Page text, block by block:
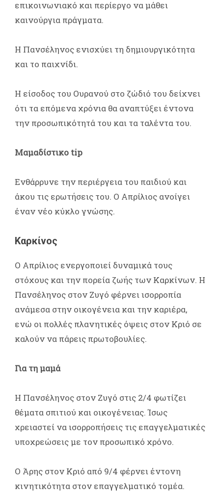
επικοινωνιακό και περίεργο να μάθει
καινούργια πράγματα.
Η Πανσέληνος ενισχύει τη δημιουργικότητα
και το παιχνίδι.
Η είσοδος του Ουρανού στο ζώδιό του δείχνει
ότι τα επόμενα χρόνια θα αναπτύξει έντονα
την προσωπικότητά του και τα ταλέντα του.
Μαμαδίστικο tip
Ενθάρρυνε την περιέργεια του παιδιού και
άκου τις ερωτήσεις του. Ο Απρίλιος ανοίγει
έναν νέο κύκλο γνώσης.
Καρκίνος
Ο Απρίλιος ενεργοποιεί δυναμικά τους
στόχους και την πορεία ζωής των Καρκίνων. Η
Πανσέληνος στον Ζυγό φέρνει ισορροπία
ανάμεσα στην οικογένεια και την καριέρα,
ενώ οι πολλές πλανητικές όψεις στον Κριό σε
καλούν να πάρεις πρωτοβουλίες.
Για τη μαμά
Η Πανσέληνος στον Ζυγό στις 2/4 φωτίζει
θέματα σπιτιού και οικογένειας. Ίσως
χρειαστεί να ισορροπήσεις τις επαγγελματικές
υποχρεώσεις με τον προσωπικό χρόνο.
Ο Άρης στον Κριό από 9/4 φέρνει έντονη
κινητικότητα στον επαγγελματικό τομέα.